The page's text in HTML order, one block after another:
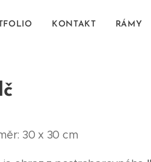
KONTAKT RÁMY
30 x 30 cm